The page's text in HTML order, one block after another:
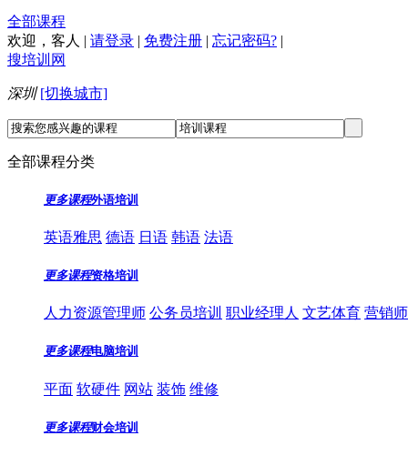
全部课程
欢迎， 客人 | 请登录 | 免费注册 | 忘记密码? |
搜培训网
深圳 [切换城市]
全部课程分类
更多课程外语培训
英语雅思 德语 日语 韩语 法语
更多课程资格培训
人力资源管理师 公务员培训 职业经理人 文艺体育 营销
更多课程电脑培训
平面 软硬件 网站 装饰 维修
更多课程财会培训